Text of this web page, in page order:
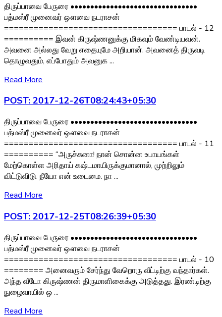
திருப்பாவை பேருரை ••••••••••••••••••••••••••••••••
பத்மஸ்ரீ முனைவர் ஔவை நடராசன்
=================================== பாடல் - 12
========== இவன் கிருஷ்ணனுக்கு மிகவும் வேண்டியவன்.
அவனை அல்லது வேறு எதையுமே அறியான். அவனைத் திருவடி
தொழுவதும், எப்போதும் அவனுக ...
Read More
POST: 2017-12-26T08:24:43+05:30
திருப்பாவை பேருரை ••••••••••••••••••••••••••••••••
பத்மஸ்ரீ முனைவர் ஔவை நடராசன்
=================================== பாடல் - 11
========== “அருச்சுனா! நான் சொன்ன உபாயங்கள்
மேற்கொள்ள அரிதாய் கஷ்டமாயிருக்குமானால், முற்றிலும்
விட்டுவிடு. நீயோ என் உடைமை. நா ...
Read More
POST: 2017-12-25T08:26:39+05:30
திருப்பாவை பேருரை ••••••••••••••••••••••••••••••••
பத்மஸ்ரீ முனைவர் ஔவை நடராசன்
=================================== பாடல் - 10
======== அனைவரும் சேர்ந்து வேறொரு வீட்டிற்கு வந்தார்கள்.
அந்த வீடோ கிருஷ்ணன் திருமாளிகைக்கு அடுத்தது. இரண்டிற்கு
நுழைவாயில் ஒ ...
Read More